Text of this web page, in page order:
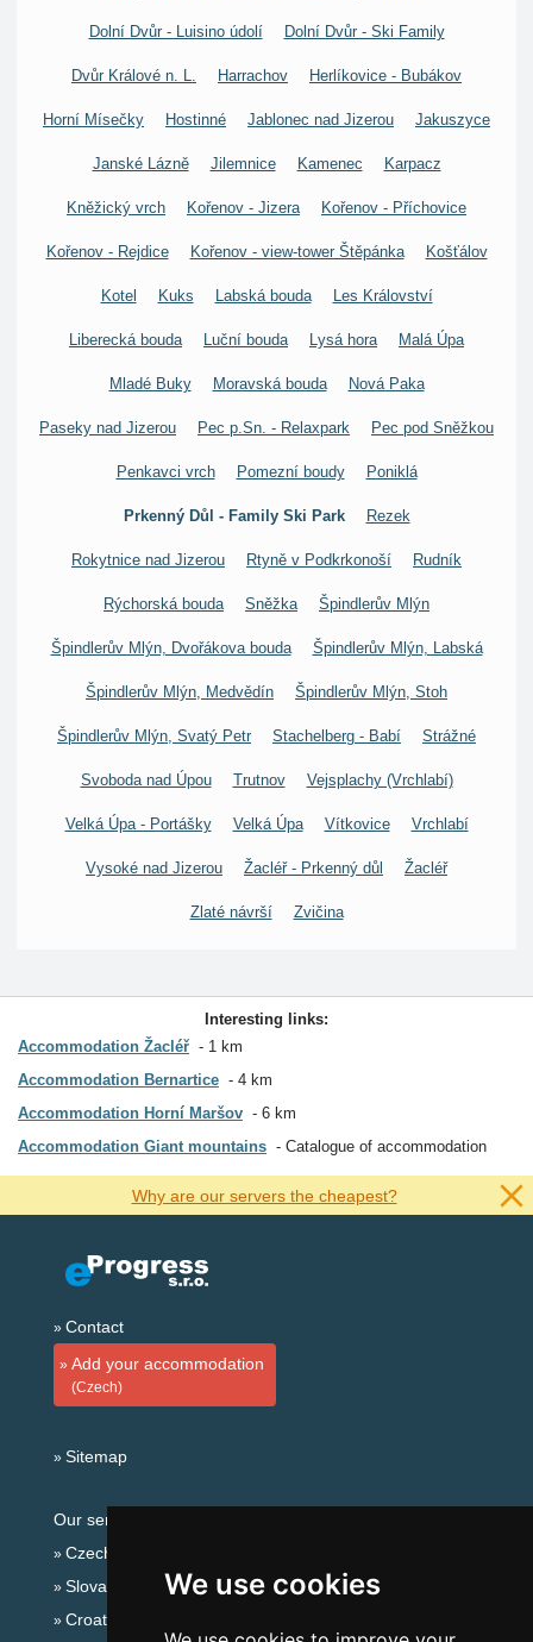
We use cookies
Dolní Dvůr - Luisino údolí Dolní Dvůr - Ski Family
Dvůr Králové n. L. Harrachov Herlíkovice - Bubákov
Horní Mísečky Hostinné Jablonec nad Jizerou Jakuszyce
Janské Lázně Jilemnice Kamenec Karpacz
Kněžický vrch Kořenov - Jizera Kořenov - Příchovice
Kořenov - Rejdice Kořenov - view-tower Štěpánka Košťálov
Kotel Kuks Labská bouda Les Království
Liberecká bouda Luční bouda Lysá hora Malá Úpa
Mladé Buky Moravská bouda Nová Paka
Paseky nad Jizerou Pec p.Sn. - Relaxpark Pec pod Sněžkou
Penkavci vrch Pomezní boudy Poniklá
Prkenný Důl - Family Ski Park Rezek
Rokytnice nad Jizerou Rtyně v Podkrkonoší Rudník
Rýchorská bouda Sněžka Špindlerův Mlýn
Špindlerův Mlýn, Dvořákova bouda Špindlerův Mlýn, Labská
Špindlerův Mlýn, Medvědín Špindlerův Mlýn, Stoh
Špindlerův Mlýn, Svatý Petr Stachelberg - Babí Strážné
Svoboda nad Úpou Trutnov Vejsplachy (Vrchlabí)
Velká Úpa - Portášky Velká Úpa Vítkovice Vrchlabí
Vysoké nad Jizerou Žacléř - Prkenný důl Žacléř
Zlaté návrší Zvičina
Interesting links:
Accommodation Žacléř
1 km
Accommodation Bernartice
4 km
Accommodation Horní Maršov
6 km
Accommodation Giant mountains
Catalogue of accommodation
Why are our servers the cheapest?
Contact
Add your accommodation
(Czech)
Sitemap
Our servers:
Czech mountains
Slovakian mountains
Croatian Adriatic